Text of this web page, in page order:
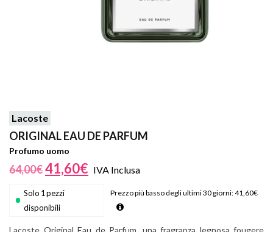
Lacoste
ORIGINAL EAU DE PARFUM
Profumo uomo
64,00€41,60€ IVA Inclusa
Solo 1 pezzi
disponibili
Prezzo più basso degli ultimi 30 giorni:41,60€